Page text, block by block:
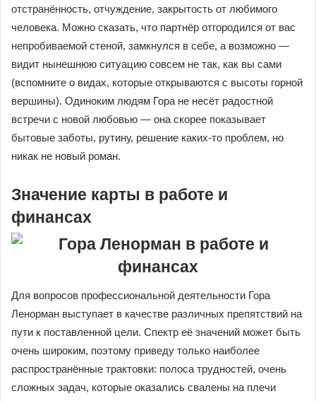
отстранённость, отчуждение, закрытость от любимого
человека. Можно сказать, что партнёр отгородился от вас
непробиваемой стеной, замкнулся в себе, а возможно —
видит нынешнюю ситуацию совсем не так, как вы сами
(вспомните о видах, которые открываются с высоты горной
вершины). Одиноким людям Гора не несёт радостной
встречи с новой любовью — она скорее показывает
бытовые заботы, рутину, решение каких-то проблем, но
никак не новый роман.
Значение карты в работе и
финансах
Для вопросов профессиональной деятельности Гора
Ленорман выступает в качестве различных препятствий на
пути к поставленной цели. Спектр её значений может быть
очень широким, поэтому приведу только наиболее
распространённые трактовки: полоса трудностей, очень
сложных задач, которые оказались свалены на плечи